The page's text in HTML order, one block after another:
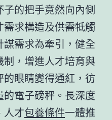
的把手竟然向內側
求構造及供需牴觸
需求為牽引，健全
，增進人才培育與
眼睛變得通紅，彷
電子磅秤。長深度
人才包養條件一體推